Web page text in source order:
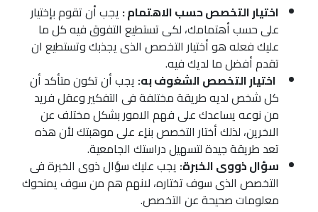
اختيار التخصص حسب الاهتمام : يجب أن تقوم بإختيار
على حسب أهتمامك، لكى تستطيع التفوق فيه كل ما
عليك فعله هو أختيار التخصص الذى يجذبك وتستطيع ان
تقدم أفضل ما لديك فيه.
اختيار التخصص الشغوف به: يجب أن تكون متأكد أن
كل شخص لديه طريقة مختلفة فى التفكير وعقل فريد
من نوعه يساعدك على فهم الامور بشكل مختلف عن
الاخرين، لذلك أختار التخصص بناٍء على موهبتك لأن هذه
تعد طريقة جيدة لتسهيل دراستك الجامعية.
سؤال ذووى الخبرة: يجب عليك سؤال ذوى الخبرة فى
التخصص الذى سوف تختاره، لانهم هم من سوف يمنحوك
معلومات صحيحة عن التخصص.